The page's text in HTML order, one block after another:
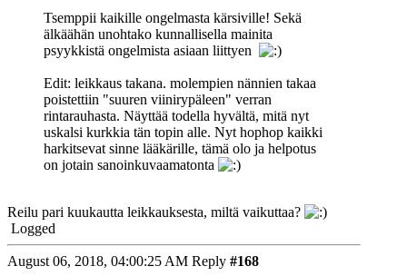
Tsemppii kaikille ongelmasta kärsiville! Sekä
älkäähän unohtako kunnallisella mainita
psyykkistä ongelmista asiaan liittyen
Edit: leikkaus takana. molempien nännien takaa
poistettiin "suuren viinirypäleen" verran
rintarauhasta. Näyttää todella hyvältä, mitä nyt
uskalsi kurkkia tän topin alle. Nyt hophop kaikki
harkitsevat sinne lääkärille, tämä olo ja helpotus
on jotain sanoinkuvaamatonta
Reilu pari kuukautta leikkauksesta, miltä vaikuttaa?
Logged
August 06, 2018, 04:00:25 AM Reply #168